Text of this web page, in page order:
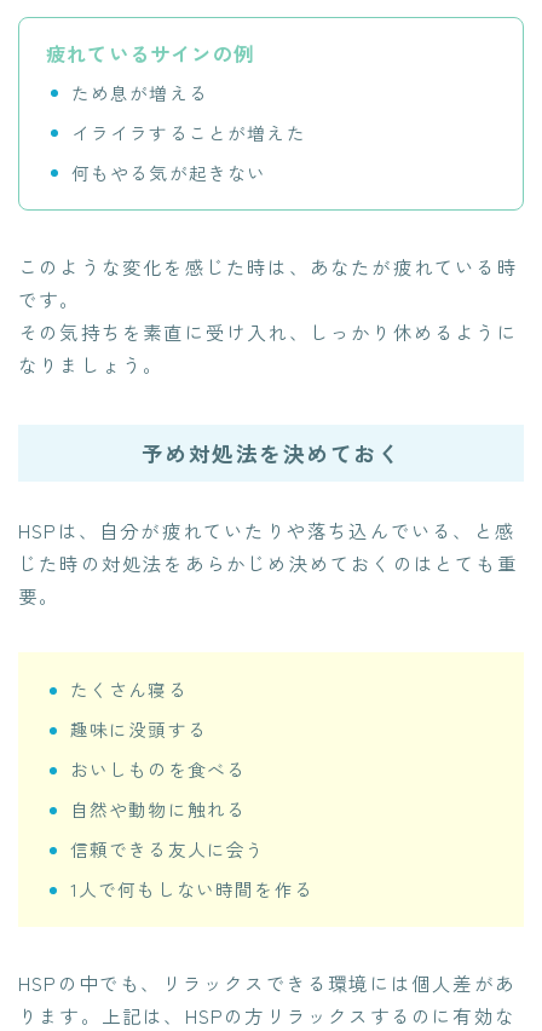
疲れているサインの例
ため息が増える
イライラすることが増えた
何もやる気が起きない
このような変化を感じた時は、あなたが疲れている時
です。
その気持ちを素直に受け入れ、しっかり休めるように
なりましょう。
予め対処法を決めておく
HSPは、自分が疲れていたりや落ち込んでいる、と感
じた時の対処法をあらかじめ決めておくのはとても重
要。
たくさん寝る
趣味に没頭する
おいしものを食べる
自然や動物に触れる
信頼できる友人に会う
1人で何もしない時間を作る
HSPの中でも、リラックスできる環境には個人差があ
ります。上記は、HSPの方リラックスするのに有効な